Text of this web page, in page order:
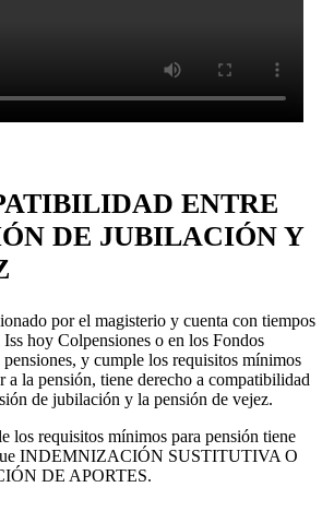
ENTRE
DE JUBILACIÓN Y
por el magisterio y cuenta con tiempos
hoy Colpensiones o en los Fondos
pensiones, y cumple los requisitos mínimos
a la pensión, tiene derecho a compatibilidad
de jubilación y la pensión de vejez.
los requisitos mínimos para pensión tiene
INDEMNIZACIÓN SUSTITUTIVA O
DE APORTES.